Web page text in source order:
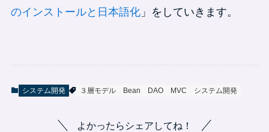
のインストールと日本語化」をしていきます。
システム開発 ３層モデル Bean DAO MVC システム開発
よかったらシェアしてね！